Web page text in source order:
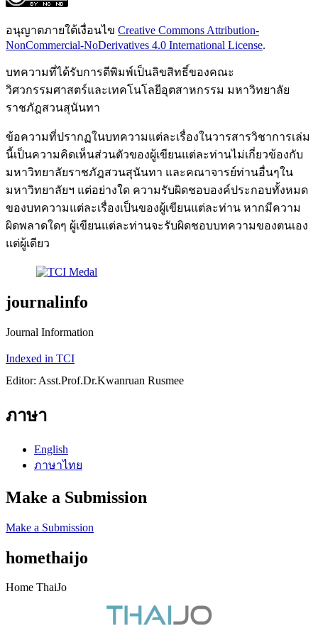
อนุญาตภายใต้เงื่อนไข Creative Commons Attribution-
NonCommercial-NoDerivatives 4.0 International License.
บทความที่ได้รับการตีพิมพ์เป็นลิขสิทธิ์ของคณะ
วิศวกรรมศาสตร์และเทคโนโลยีอุตสาหกรรม มหาวิทยาลัย
ราชภัฎสวนสุนันทา
ข้อความที่ปรากฏในบทความแต่ละเรื่องในวารสารวิชาการเล่ม
นี้เป็นความคิดเห็นส่วนตัวของผู้เขียนแต่ละท่านไม่เกี่ยวข้องกับ
มหาวิทยาลัยราชภัฎสวนสุนันทา และคณาจารย์ท่านอื่นๆใน
มหาวิทยาลัยฯ แต่อย่างใด ความรับผิดชอบองค์ประกอบทั้งหมด
ของบทความแต่ละเรื่องเป็นของผู้เขียนแต่ละท่าน หากมีความ
ผิดพลาดใดๆ ผู้เขียนแต่ละท่านจะรับผิดชอบบทความของตนเอง
แต่ผู้เดียว
journalinfo
Journal Information
Indexed in TCI
Editor: Asst.Prof.Dr.Kwanruan Rusmee
ภาษา
English
ภาษาไทย
Make a Submission
Make a Submission
homethaijo
Home ThaiJo